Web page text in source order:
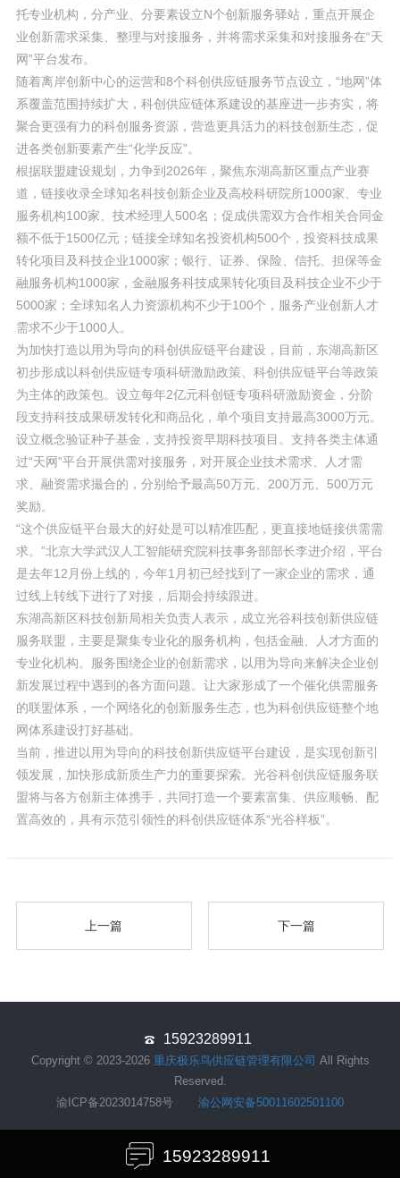
托专业机构，分产业、分要素设立N个创新服务驿站，重点开展企
业创新需求采集、整理与对接服务，并将需求采集和对接服务在“天
网”平台发布。
随着离岸创新中心的运营和8个科创供应链服务节点设立，“地网”体
系覆盖范围持续扩大，科创供应链体系建设的基座进一步夯实，将
聚合更强有力的科创服务资源，营造更具活力的科技创新生态，促
进各类创新要素产生“化学反应”。
根据联盟建设规划，力争到2026年，聚焦东湖高新区重点产业赛
道，链接收录全球知名科技创新企业及高校科研院所1000家、专业
服务机构100家、技术经理人500名；促成供需双方合作相关合同金
额不低于1500亿元；链接全球知名投资机构500个，投资科技成果
转化项目及科技企业1000家；银行、证券、保险、信托、担保等金
融服务机构1000家，金融服务科技成果转化项目及科技企业不少于
5000家；全球知名人力资源机构不少于100个，服务产业创新人才
需求不少于1000人。
为加快打造以用为导向的科创供应链平台建设，目前，东湖高新区
初步形成以科创供应链专项科研激励政策、科创供应链平台等政策
为主体的政策包。设立每年2亿元科创链专项科研激励资金，分阶
段支持科技成果研发转化和商品化，单个项目支持最高3000万元。
设立概念验证种子基金，支持投资早期科技项目。支持各类主体通
过“天网”平台开展供需对接服务，对开展企业技术需求、人才需
求、融资需求撮合的，分别给予最高50万元、200万元、500万元
奖励。
“这个供应链平台最大的好处是可以精准匹配，更直接地链接供需需
求。”北京大学武汉人工智能研究院科技事务部部长李进介绍，平台
是去年12月份上线的，今年1月初已经找到了一家企业的需求，通
过线上转线下进行了对接，后期会持续跟进。
东湖高新区科技创新局相关负责人表示，成立光谷科技创新供应链
服务联盟，主要是聚集专业化的服务机构，包括金融、人才方面的
专业化机构。服务围绕企业的创新需求，以用为导向来解决企业创
新发展过程中遇到的各方面问题。让大家形成了一个催化供需服务
的联盟体系，一个网络化的创新服务生态，也为科创供应链整个地
网体系建设打好基础。
当前，推进以用为导向的科技创新供应链平台建设，是实现创新引
领发展，加快形成新质生产力的重要探索。光谷科创供应链服务联
盟将与各方创新主体携手，共同打造一个要素富集、供应顺畅、配
置高效的，具有示范引领性的科创供应链体系“光谷样板”。
上一篇 下一篇
15923289911
Copyright © 2023-2026 重庆极乐鸟供应链管理有限公司 All Rights
Reserved.
渝ICP备2023014758号
渝公网安备50011602501100
15923289911